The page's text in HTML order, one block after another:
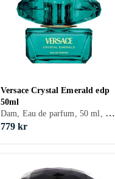
Versace Crystal Emerald edp
50ml
Dam, Eau de parfum, 50 ml, Crystal
779 kr